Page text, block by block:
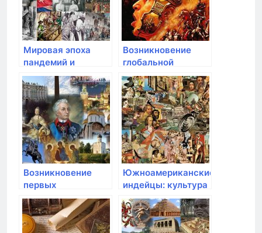
Мировая эпоха
пандемий и
здравоохранение
Возникновение
глобальной
информационной
эпохи
Возникновение
первых
национальных
государств
благодаря эпохе
Южноамериканские
индейцы: культура
и мифология